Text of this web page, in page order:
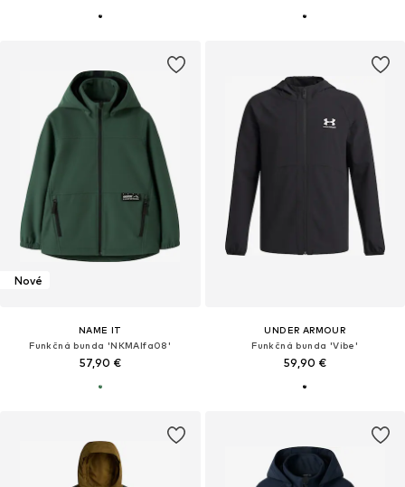
Nové
NAME IT
Funkčná bunda 'NKMAlfa08'
57,90 €
UNDER ARMOUR
Funkčná bunda 'Vibe'
59,90 €